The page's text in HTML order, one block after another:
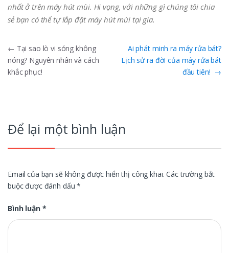
nhất ở trên máy hút mùi. Hi vọng, với những gì chúng tôi chia
sẻ bạn có thể tự lắp đặt máy hút mùi tại gia.
Điều
hướng
← Tại sao lò vi sóng không
nóng? Nguyên nhân và cách
khắc phục!
Ai phát minh ra máy rửa bát?
Lịch sử ra đời của máy rửa bát
đầu tiên! →
Để lại một bình luận
Email của bạn sẽ không được hiển thị công khai. Các trường bắt
buộc được đánh dấu*
Bình luận *